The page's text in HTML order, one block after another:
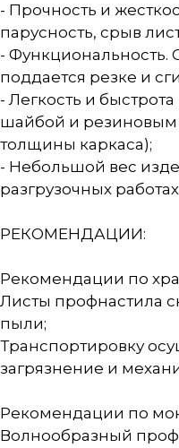
- Прочность и
парусность, срыв
- Функциональность.
поддается резке и
- Легкость и
шайбой и резиновым
толщины каркаса);
- Небольшой вес
разгрузочных
РЕКОМЕНДАЦИИ:
Рекомендации по
Листы профнастила
пыли;
Транспортировку
загрязнение и
Рекомендации по
Волнообразный